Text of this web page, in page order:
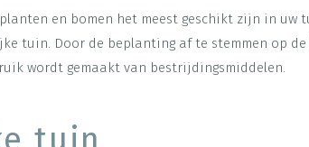
en bomen het meest geschikt zijn in uw
tuin. Door de beplanting af te stemmen op
wordt gemaakt van bestrijdingsmiddelen.